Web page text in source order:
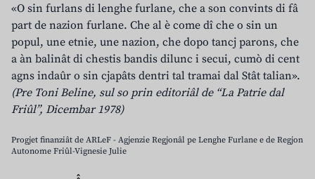
«O sin furlans di lenghe furlane, che a son convints di fâ
part de nazion furlane. Che al è come dî che o sin un
popul, une etnie, une nazion, che dopo tancj parons, che
a àn balinât di chestis bandis dilunc i secui, cumò di cent
agns indaûr o sin cjapâts dentri tal tramai dal Stât talian».
(Pre Toni Beline, sul so prin editoriâl de “La Patrie dal
Friûl”, Dicembar 1978)
Progjet finanziât de ARLeF - Agjenzie Regjonâl pe Lenghe Furlane e de Regjon
Autonome Friûl-Vignesie Julie